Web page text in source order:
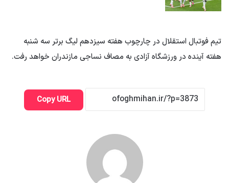
تیم فوتبال استقلال در چارچوب هفته سیزدهم لیگ برتر سه شنبه
هفته آینده در ورزشگاه آزادی به مصاف نساجی مازندران خواهد رفت.
Copy URL